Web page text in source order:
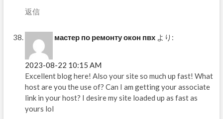
返信
мастер по ремонту окон пвх より:
2023-08-22 10:15 AM
Excellent blog here! Also your site so much up fast! What
host are you the use of? Can I am getting your associate
link in your host? I desire my site loaded up as fast as
yours lol